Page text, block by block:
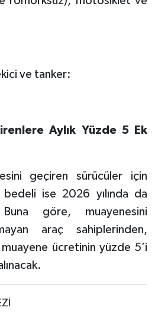
ve tanker:
Aylık Yüzde 5 Ek
geçiren sürücüler için
bedeli ise 2026 yılında da
göre, muayenesini
araç sahiplerinden,
ücretinin yüzde 5’i